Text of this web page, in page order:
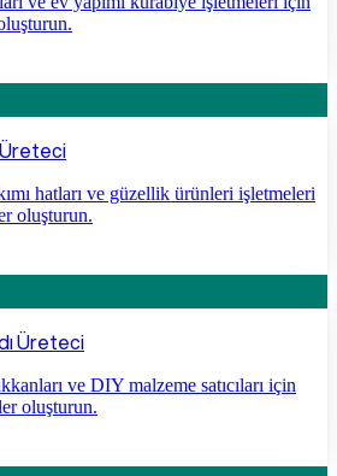
hatları ve güzellik ürünleri işletmeleri
oluşturun.
Üreteci
ve DIY malzeme satıcıları için
oluşturun.